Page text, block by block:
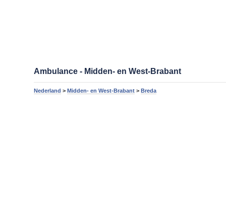
Ambulance - Midden- en West-Brabant
Nederland >Midden- en West-Brabant >Breda